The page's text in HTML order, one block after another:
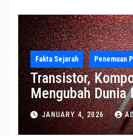
Fakta Sejarah Penemuan
Transistor,
Mengubah Dunia
Modern
JANUARY 4, 2026